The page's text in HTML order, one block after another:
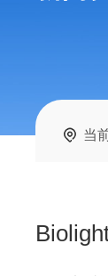
当